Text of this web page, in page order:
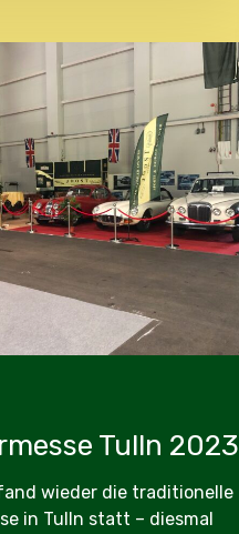
Tulln 2023
wieder die traditionelle
in Tulln statt – diesmal